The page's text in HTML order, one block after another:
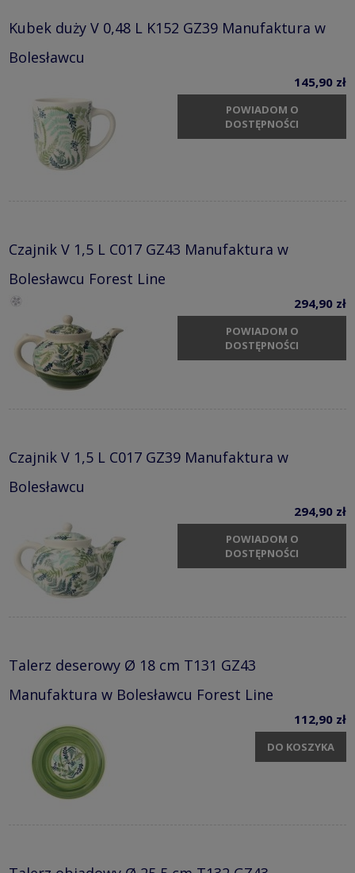
Kubek duży V 0,48 L K152 GZ39 Manufaktura w
Bolesławcu
145,90 zł
POWIADOM O
DOSTĘPNOŚCI
Czajnik V 1,5 L C017 GZ43 Manufaktura w
Bolesławcu Forest Line
294,90 zł
POWIADOM O
DOSTĘPNOŚCI
Czajnik V 1,5 L C017 GZ39 Manufaktura w
Bolesławcu
294,90 zł
POWIADOM O
DOSTĘPNOŚCI
Talerz deserowy Ø 18 cm T131 GZ43
Manufaktura w Bolesławcu Forest Line
112,90 zł
DO KOSZYKA